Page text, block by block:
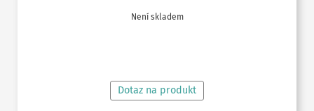
Není skladem
Dotaz na produkt